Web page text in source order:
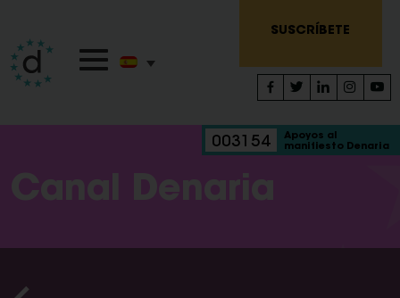
SUSCRÍBETE
003154
Apoyos al
manifiesto Denaria
Canal Denaria